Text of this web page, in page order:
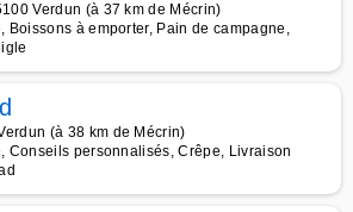
Verdun (à 37 km de Mécrin)
Boissons à emporter, Pain de campagne,
(à 38 km de Mécrin)
Conseils personnalisés, Crêpe, Livraison